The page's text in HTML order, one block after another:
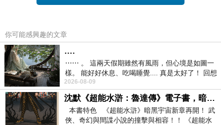
presto)，
心緒上居然沒有違和感 ..........Why???
*
*
期待未來，但未來卻又如此讓人迷惑與不安 ..
*
你可能感興趣的文章
….
⋯⋯ 。 這兩天假期雖然有風雨，但心境是如圖一
樣。 能好好休息、吃喝睡覺.... 真是太好了！ 回想
起來，以前根本就很難有這
2026-08-09
沈默《超能水滸：魯達傳》電子書，暗黑宇宙新章，一一五年八月璀璨上架！
本書特色 《超能水滸》暗黑宇宙新章再開！ 武
俠、奇幻與間諜小說的撞擊與相容！！ 《超能水